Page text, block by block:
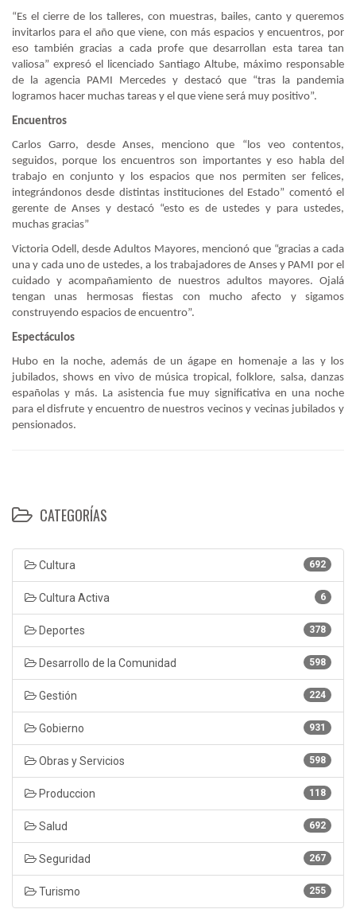
“Es el cierre de los talleres, con muestras, bailes, canto y queremos
invitarlos para el año que viene, con más espacios y encuentros, por
eso también gracias a cada profe que desarrollan esta tarea tan
valiosa” expresó el licenciado Santiago Altube, máximo responsable
de la agencia PAMI Mercedes y destacó que “tras la pandemia
logramos hacer muchas tareas y el que viene será muy positivo”.
Encuentros
Carlos Garro, desde Anses, menciono que “los veo contentos,
seguidos, porque los encuentros son importantes y eso habla del
trabajo en conjunto y los espacios que nos permiten ser felices,
integrándonos desde distintas instituciones del Estado” comentó el
gerente de Anses y destacó “esto es de ustedes y para ustedes,
muchas gracias”
Victoria Odell, desde Adultos Mayores, mencionó que “gracias a cada
una y cada uno de ustedes, a los trabajadores de Anses y PAMI por el
cuidado y acompañamiento de nuestros adultos mayores. Ojalá
tengan unas hermosas fiestas con mucho afecto y sigamos
construyendo espacios de encuentro”.
Espectáculos
Hubo en la noche, además de un ágape en homenaje a las y los
jubilados, shows en vivo de música tropical, folklore, salsa, danzas
españolas y más. La asistencia fue muy significativa en una noche
para el disfrute y encuentro de nuestros vecinos y vecinas jubilados y
pensionados.
CATEGORÍAS
692
Cultura
6
Cultura Activa
378
Deportes
598
Desarrollo de la Comunidad
224
Gestión
931
Gobierno
598
Obras y Servicios
118
Produccion
692
Salud
267
Seguridad
255
Turismo